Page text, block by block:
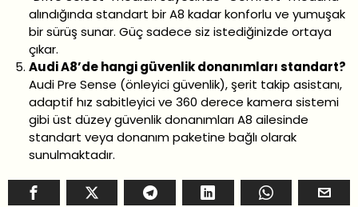
alındığında standart bir A8 kadar konforlu ve yumuşak
bir sürüş sunar. Güç sadece siz istediğinizde ortaya
çıkar.
Audi A8’de hangi güvenlik donanımları standart?
Audi Pre Sense (önleyici güvenlik), şerit takip asistanı,
adaptif hız sabitleyici ve 360 derece kamera sistemi
gibi üst düzey güvenlik donanımları A8 ailesinde
standart veya donanım paketine bağlı olarak
sunulmaktadır.